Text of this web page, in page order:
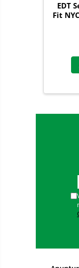
Uleiuri esentiale
Odorizanti cu bete
lumanari parfumate
Odorizanti spray si
Odorizanti pentru
Absorbanti de
Produse pentu
Produse pudra
Auto Bricolaj &
EDT
Fit